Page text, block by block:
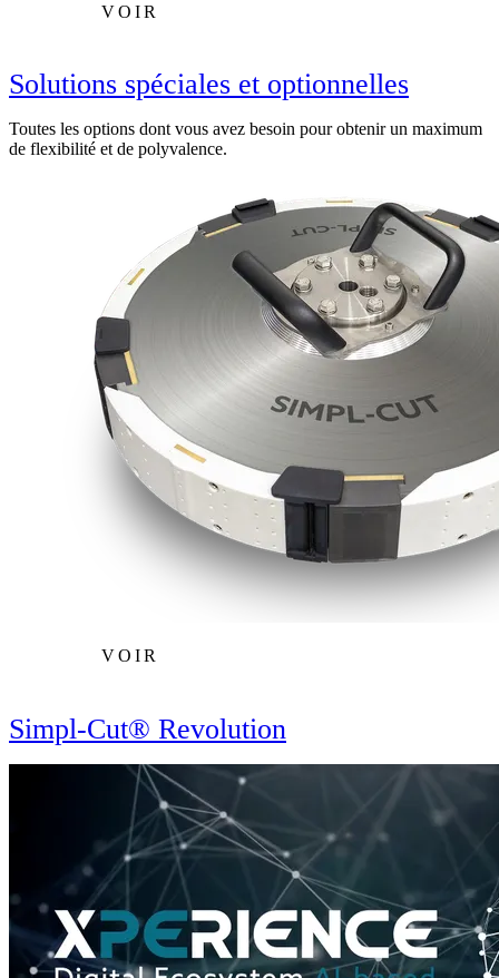
VOIR
Solutions spéciales et optionnelles
Toutes les options dont vous avez besoin pour obtenir un maximum
de flexibilité et de polyvalence.
VOIR
Simpl-Cut® Revolution